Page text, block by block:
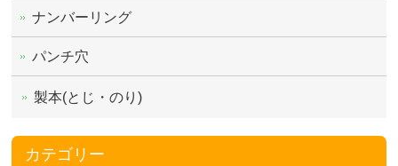
ナンバーリング
パンチ穴
製本(とじ・のり)
カテゴリー